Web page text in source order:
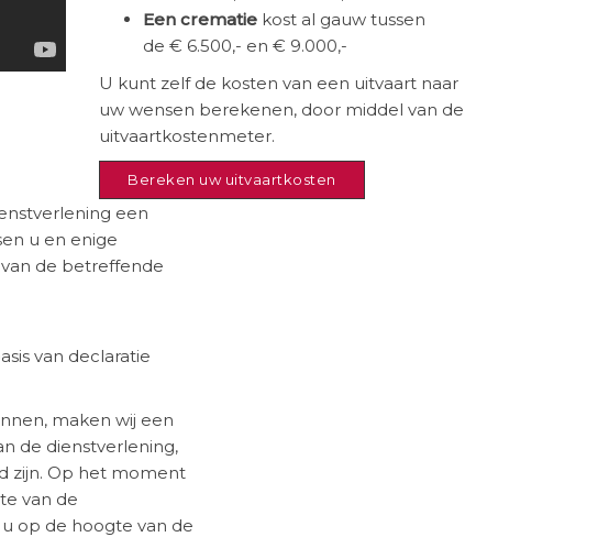
Een crematie kost al gauw tussen
de € 6.500,- en € 9.000,-
U kunt zelf de kosten van een uitvaart naar
uw wensen berekenen, door middel van de
uitvaartkostenmeter.
Bereken uw uitvaartkosten
een
u en enige
de betreffende
van declaratie
maken wij een
de dienstverlening,
zijn. Op het moment
van de
op de hoogte van de